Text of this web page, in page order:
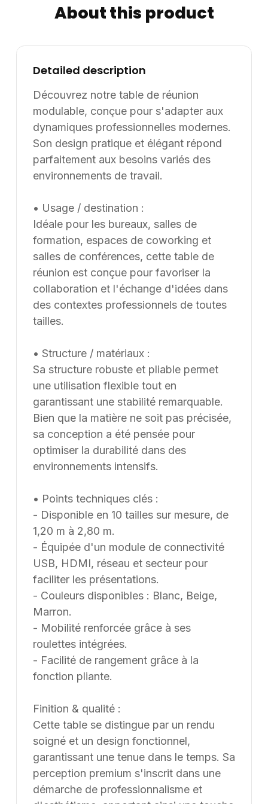
environnements de travail dans leurs projets
modèles présentés au catalogue sont adaptables sur
finitions et de coloris, selon les besoins du client. Nous
pouvons également développer des solutions sur
pouvant être conçu et ajusté selon les contraintes et
les usages spécifiques.
About this product
Detailed description
Découvrez notre table de réunion
modulable, conçue pour s'adapter aux
dynamiques professionnelles modernes.
Son design pratique et élégant répond
parfaitement aux besoins variés des
environnements de travail.
• Usage / destination :
Idéale pour les bureaux, salles de
formation, espaces de coworking et
salles de conférences, cette table de
réunion est conçue pour favoriser la
collaboration et l'échange d'idées dans
des contextes professionnels de toutes
tailles.
• Structure / matériaux :
Sa structure robuste et pliable permet
une utilisation flexible tout en
garantissant une stabilité remarquable.
Bien que la matière ne soit pas précisée,
sa conception a été pensée pour
optimiser la durabilité dans des
environnements intensifs.
• Points techniques clés :
- Disponible en 10 tailles sur mesure, de
1,20 m à 2,80 m.
- Équipée d'un module de connectivité
USB, HDMI, réseau et secteur pour
faciliter les présentations.
- Couleurs disponibles : Blanc, Beige,
Marron.
- Mobilité renforcée grâce à ses
roulettes intégrées.
- Facilité de rangement grâce à la
fonction pliante.
Finition & qualité :
Cette table se distingue par un rendu
soigné et un design fonctionnel,
garantissant une tenue dans le temps. Sa
perception premium s'inscrit dans une
démarche de professionnalisme et